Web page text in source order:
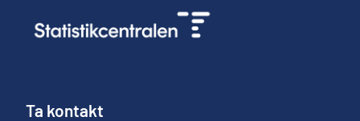
Ta kontakt